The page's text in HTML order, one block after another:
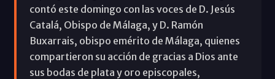
contó este domingo con las voces de D. Jesús
Catalá, Obispo de Málaga, y D. Ramón
Buxarrais, obispo emérito de Málaga, quienes
compartieron su acción de gracias a Dios ante
sus bodas de plata y oro episcopales,